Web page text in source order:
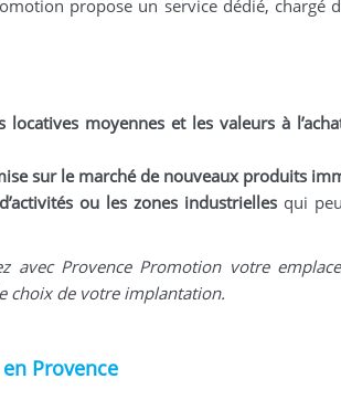
propose un service dédié, chargé
locatives moyennes et les valeurs à
sur le marché de nouveaux produits
ou les zones industriellesqui
avec Provence Promotion votre
choix de votre implantation.
Provence